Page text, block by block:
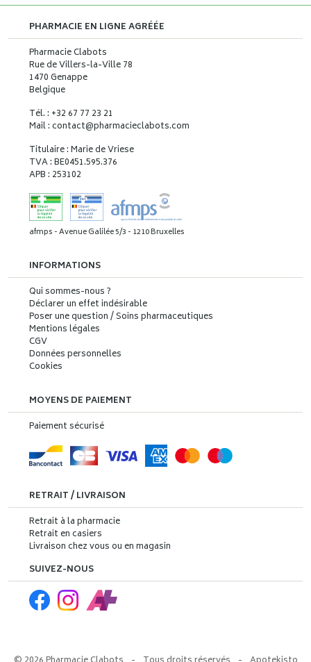
PHARMACIE EN LIGNE AGRÉÉE
Pharmacie Clabots
Rue de Villers-la-Ville 78
1470 Genappe
Belgique
Tél. : +32 67 77 23 21
Mail : contact@pharmacieclabots.com
Titulaire : Marie de Vriese
TVA : BE0451.595.376
APB : 253102
afmps - Avenue Galilée 5/3 - 1210 Bruxelles
INFORMATIONS
Qui sommes-nous ?
Déclarer un effet indésirable
Poser une question / Soins pharmaceutiques
Mentions légales
CGV
Données personnelles
Cookies
MOYENS DE PAIEMENT
Paiement sécurisé
RETRAIT / LIVRAISON
Retrait à la pharmacie
Retrait en casiers
Livraison chez vous ou en magasin
SUIVEZ-NOUS